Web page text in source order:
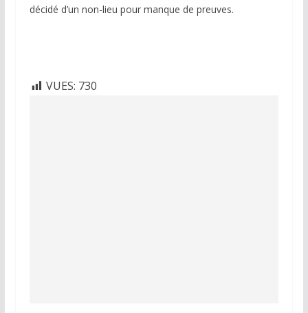
décidé d’un non-lieu pour manque de preuves.
VUES: 730